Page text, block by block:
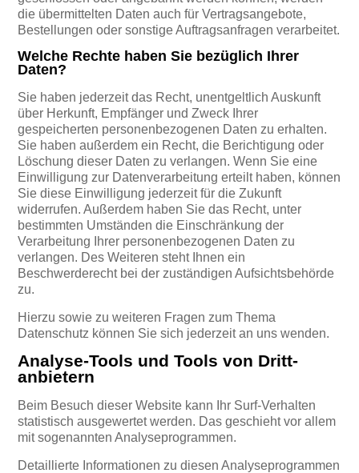
die übermittelten Daten auch für Vertragsangebote,
Bestellungen oder sonstige Auftragsanfragen verarbeitet.
Welche Rechte haben Sie bezüglich Ihrer
Daten?
Sie haben jederzeit das Recht, unentgeltlich Auskunft
über Herkunft, Empfänger und Zweck Ihrer
gespeicherten personenbezogenen Daten zu erhalten.
Sie haben außerdem ein Recht, die Berichtigung oder
Löschung dieser Daten zu verlangen. Wenn Sie eine
Einwilligung zur Datenverarbeitung erteilt haben, können
Sie diese Einwilligung jederzeit für die Zukunft
widerrufen. Außerdem haben Sie das Recht, unter
bestimmten Umständen die Einschränkung der
Verarbeitung Ihrer personenbezogenen Daten zu
verlangen. Des Weiteren steht Ihnen ein
Beschwerderecht bei der zuständigen Aufsichtsbehörde
zu.
Hierzu sowie zu weiteren Fragen zum Thema
Datenschutz können Sie sich jederzeit an uns wenden.
Analyse-Tools und Tools von Dritt­
anbietern
Beim Besuch dieser Website kann Ihr Surf-Verhalten
statistisch ausgewertet werden. Das geschieht vor allem
mit sogenannten Analyseprogrammen.
Detaillierte Informationen zu diesen Analyseprogrammen